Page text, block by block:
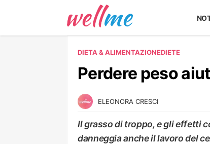
DIETA & ALIMENTAZIONEDIETE
Perdere peso
ELEONORA CRESCI
Il grasso di troppo, e gli effetti
danneggia anche il lavoro del